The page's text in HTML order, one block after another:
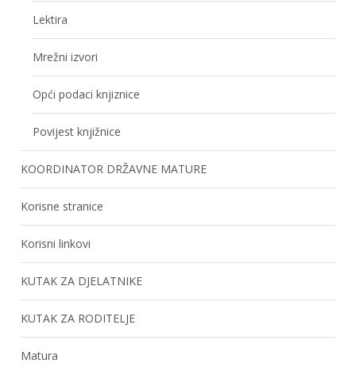
Lektira
Mrežni izvori
Opći podaci knjiznice
Povijest knjižnice
KOORDINATOR DRŽAVNE MATURE
Korisne stranice
Korisni linkovi
KUTAK ZA DJELATNIKE
KUTAK ZA RODITELJE
Matura